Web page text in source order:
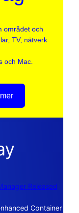
området och
TV, nätverk
och Mac.
Released
Container